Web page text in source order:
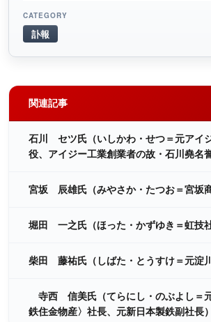
CATEGORY
訃報
関連記事
石川 セツ氏（いしかわ・せつ＝元アイ
役、アイジー工業創業者の故・石川堯名
宮坂 辰雄氏（みやさか・たつお＝宮坂商
堀田 一之氏（ほった・かずゆき＝虹技社
柴田 藤祐氏（しばた・とうすけ＝元淀川
寺西 信美氏（てらにし・のぶよし＝
鉄住金物産〉社長、元新日本製鉄副社長）